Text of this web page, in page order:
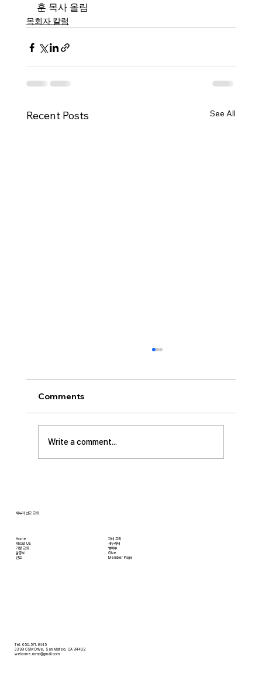
훈 목사 올림
목회자 칼럼
Recent Posts See All
오늘날 성도로서 올바른 신앙생활을 하는 데 걸
림돌이 되는 세 가지가 있습니다. 첫째는 안일주
의입니다. 산업혁명 이후 급속도로 발전한 물질
문명은 우리의 삶을 매우 편리하게 만들어 주었
Comments
Write a comment...
Home
About Us
​가정 교회
​삶공부
​선교
자녀 교육
새누리터
영어부
Give
Member Page
Tel. 650.571.9445
3399 CSM Drive, San Mateo, CA 94402
welcome.ncmc@gmail.com
새누리 선교 교회